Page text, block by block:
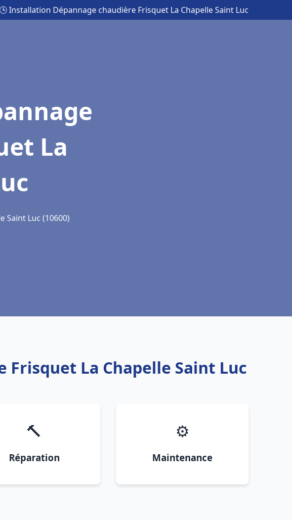
🕒 Installation Dépannage chaudière Frisquet La Chapelle Saint Luc
La
Saint Luc (10600)
La Chapelle Saint Luc
🔨
Réparation
⚙️
Maintenance